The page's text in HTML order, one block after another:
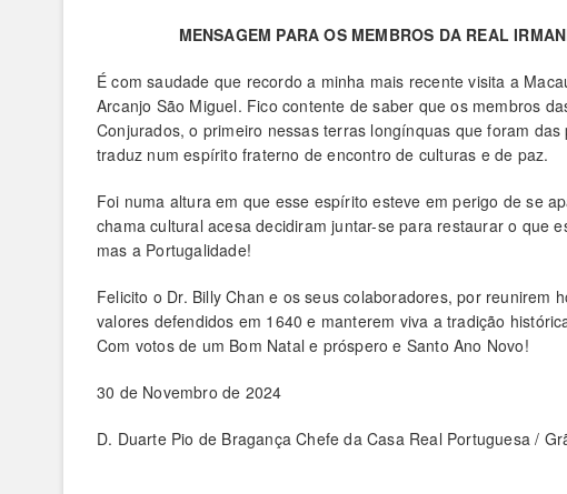
MENSAGEM PARA OS MEMBROS DA REAL
É com saudade que recordo a minha mais recente visita a
Arcanjo São Miguel. Fico contente de saber que os membros
Conjurados, o primeiro nessas terras longínquas que foram
traduz num espírito fraterno de encontro de culturas e de paz.
Foi numa altura em que esse espírito esteve em perigo de se
chama cultural acesa decidiram juntar-se para restaurar o que
mas a Portugalidade!
Felicito o Dr. Billy Chan e os seus colaboradores, por reunirem
valores defendidos em 1640 e manterem viva a tradição
Com votos de um Bom Natal e próspero e Santo Ano Novo!
30 de Novembro de 2024
D. Duarte Pio de Bragança Chefe da Casa Real Portuguesa /